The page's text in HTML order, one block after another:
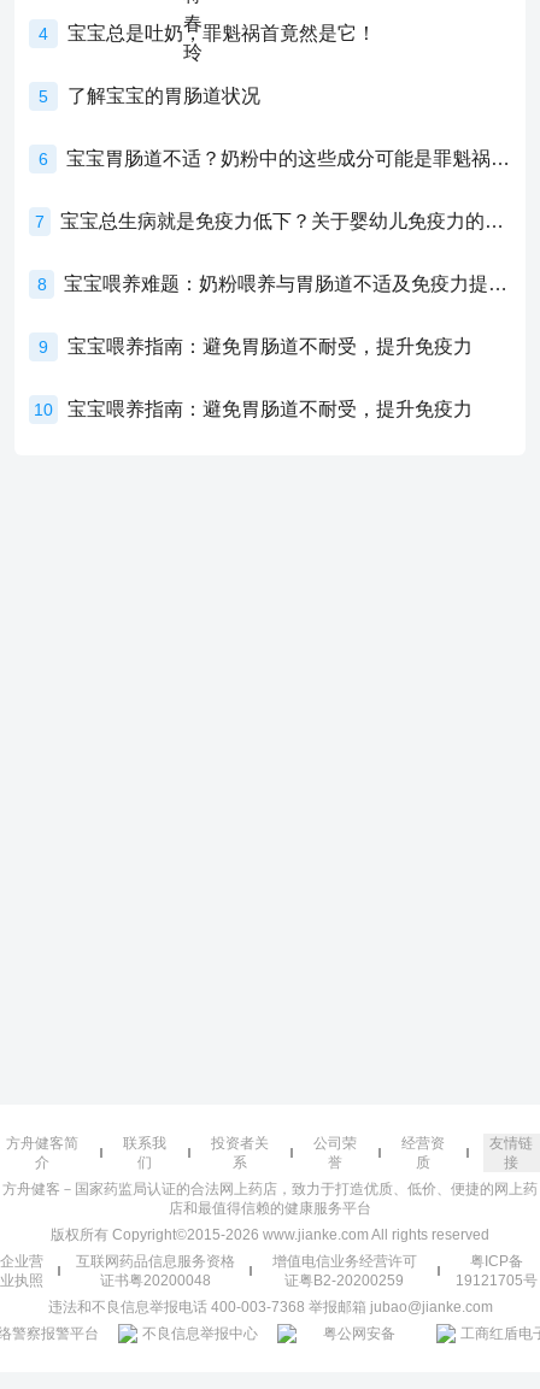
4 宝宝总是吐奶，罪魁祸首竟然是它！
5 了解宝宝的胃肠道状况
6 宝宝胃肠道不适？奶粉中的这些成分可能是罪魁祸首！
7 宝宝总生病就是免疫力低下？关于婴幼儿免疫力的真相，家长必须了解！
8 宝宝喂养难题：奶粉喂养与胃肠道不适及免疫力提升的奥秘
9 宝宝喂养指南：避免胃肠道不耐受，提升免疫力
10 宝宝喂养指南：避免胃肠道不耐受，提升免疫力
方舟健客简
介
联系我
们
投资者关
系
公司荣
誉
经营资
质
友情链
接
方舟健客－国家药监局认证的合法网上药店，致力于打造优质、低价、便捷的网上药
店和最值得信赖的健康服务平台
版权所有 Copyright©2015-2026 www.jianke.com All rights reserved
企业营
业执照
互联网药品信息服务资格
证书粤20200048
增值电信业务经营许可
证粤B2-20200259
粤ICP备
19121705号
违法和不良信息举报电话 400-003-7368 举报邮箱 jubao@jianke.com